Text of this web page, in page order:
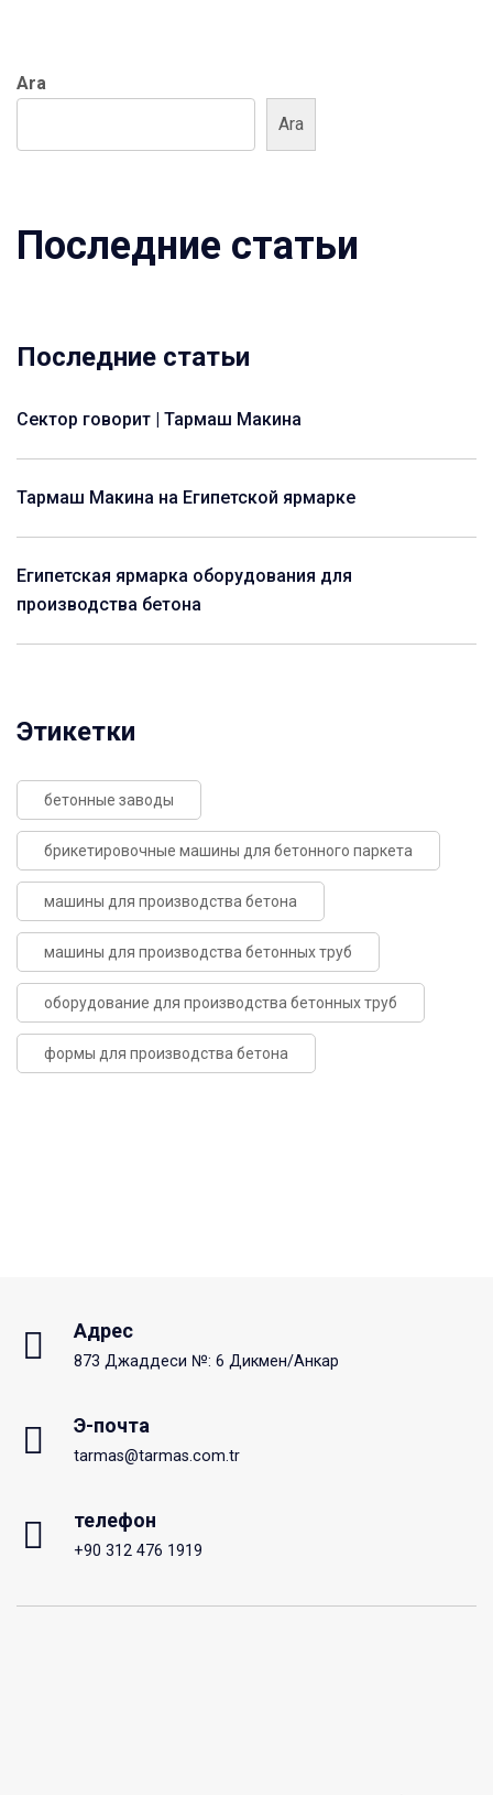
Ara
Ara
Последние статьи
Последние статьи
Сектор говорит | Тармаш Макина
Тармаш Макина на Египетской ярмарке
Египетская ярмарка оборудования для
производства бетона
Этикетки
бетонные заводы
брикетировочные машины для бетонного паркета
машины для производства бетона
машины для производства бетонных труб
оборудование для производства бетонных труб
формы для производства бетона
Адрес
873 Джаддеси №: 6 Дикмен/Анкар
Э-почта
tarmas@tarmas.com.tr
телефон
+90 312 476 1919